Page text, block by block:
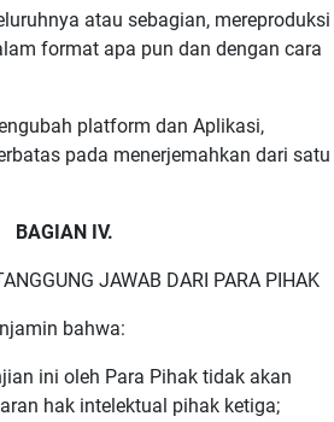
atau sebagian, mereproduksi
format apa pun dan dengan cara
platform dan Aplikasi,
pada menerjemahkan dari satu
BAGIAN IV.
JAWAB DARI PARA PIHAK
bahwa:
ini oleh Para Pihak tidak akan
hak intelektual pihak ketiga;